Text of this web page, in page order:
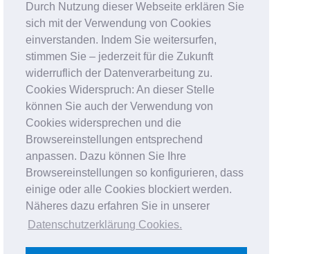
Durch Nutzung dieser Webseite erklären Sie
sich mit der Verwendung von Cookies
einverstanden. Indem Sie weitersurfen,
stimmen Sie – jederzeit für die Zukunft
widerruflich der Datenverarbeitung zu.
Cookies Widerspruch: An dieser Stelle
können Sie auch der Verwendung von
Cookies widersprechen und die
Browsereinstellungen entsprechend
anpassen. Dazu können Sie Ihre
Browsereinstellungen so konfigurieren, dass
einige oder alle Cookies blockiert werden.
Näheres dazu erfahren Sie in unserer
Datenschutzerklärung Cookies.